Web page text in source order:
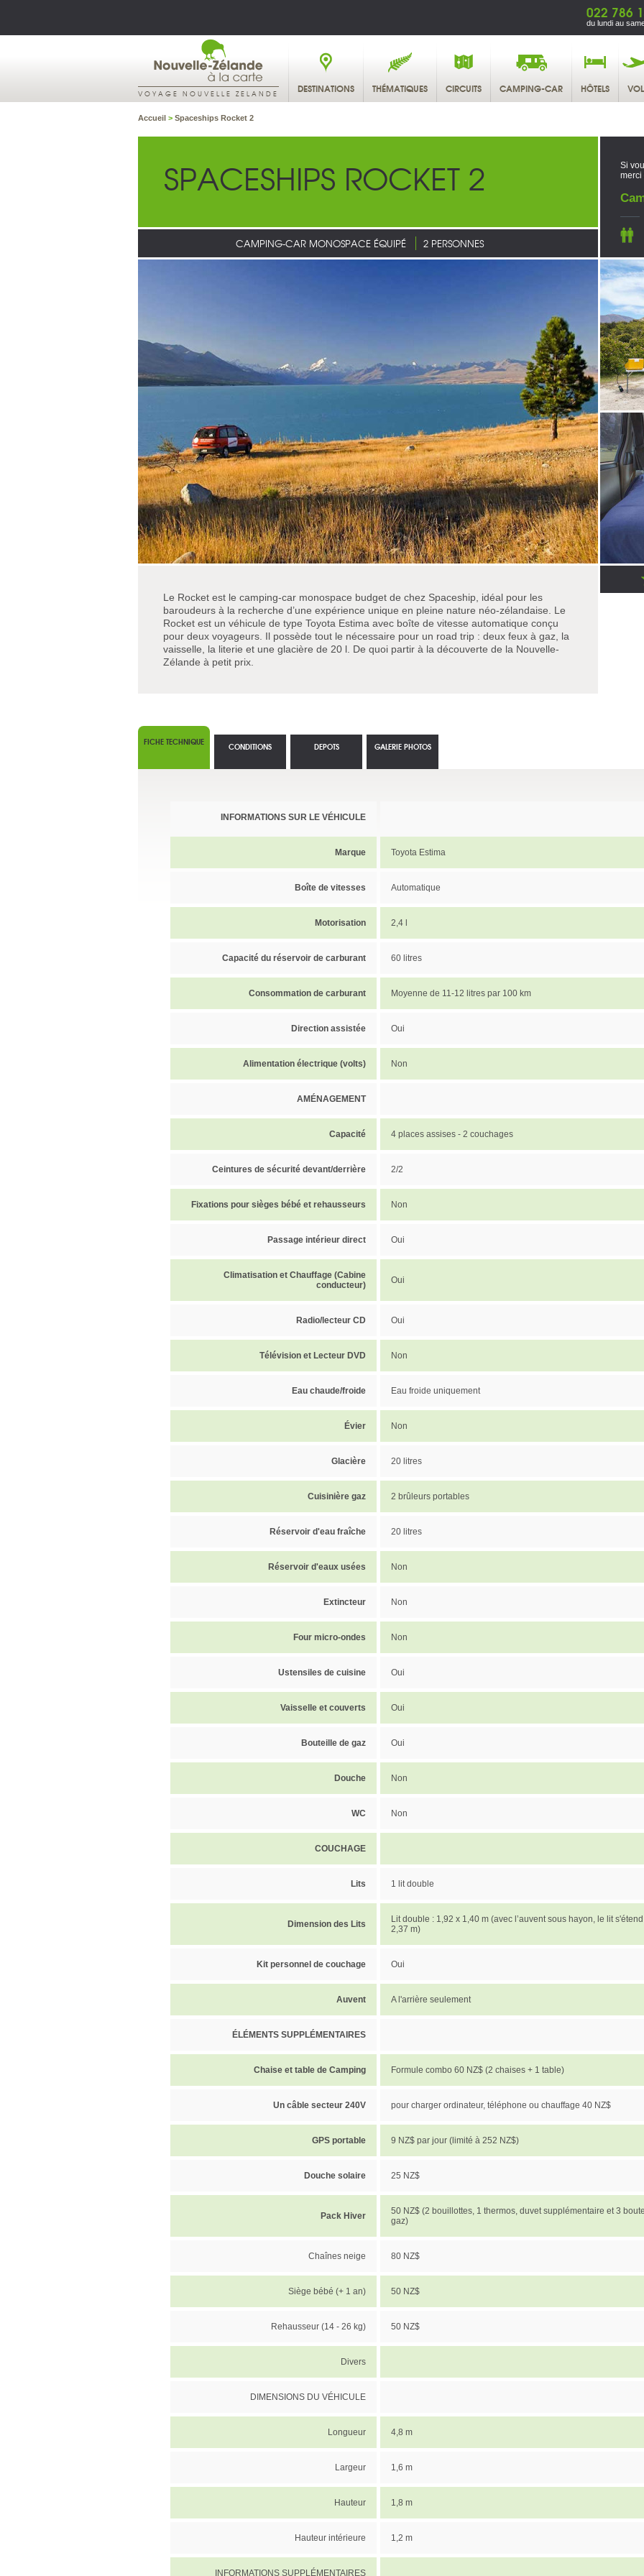
022 786
du lundi au
VOYAGE NOUVELLE ZELANDE DESTINATIONS THÉMATIQUES CIRCUITS CAMPING-CAR HÔTELS
Accueil > Spaceships Rocket 2
SPACESHIPS ROCKET 2
CAMPING-CAR MONOSPACE ÉQUIPÉ 2 PERSONNES
Si
merci
Le Rocket est le camping-car monospace budget de chez Spaceship, idéal pour les
baroudeurs à la recherche d’une expérience unique en pleine nature néo-zélandaise. Le
Rocket est un véhicule de type Toyota Estima avec boîte de vitesse automatique conçu
pour deux voyageurs. Il possède tout le nécessaire pour un road trip : deux feux à gaz, la
vaisselle, la literie et une glacière de 20 l. De quoi partir à la découverte de la Nouvelle-
Zélande à petit prix.
FICHE TECHNIQUE
INFORMATIONS SUR LE VÉHICULE
Marque Toyota Estima
Boîte de vitesses Automatique
Motorisation 2,4 l
Capacité du réservoir de carburant 60 litres
Consommation de carburant Moyenne de 11-12 litres par 100 km
Direction assistée Oui
Alimentation électrique (volts) Non
AMÉNAGEMENT
Capacité 4 places assises - 2 couchages
Ceintures de sécurité devant/derrière 2/2
Fixations pour sièges bébé et rehausseurs Non
Passage intérieur direct Oui
Climatisation et Chauffage (Cabine
conducteur)
Oui
Radio/lecteur CD Oui
Télévision et Lecteur DVD Non
Eau chaude/froide Eau froide uniquement
Évier Non
Glacière 20 litres
Cuisinière gaz 2 brûleurs portables
Réservoir d'eau fraîche 20 litres
Réservoir d'eaux usées Non
Extincteur Non
Four micro-ondes Non
Ustensiles de cuisine Oui
Vaisselle et couverts Oui
Bouteille de gaz Oui
Douche Non
WC Non
COUCHAGE
Lits 1 lit double
Dimension des Lits
Lit double : 1,92 x 1,40 m (avec l’auvent sous hayon, le lit
2,37 m)
Kit personnel de couchage Oui
Auvent A l'arrière seulement
ÉLÉMENTS SUPPLÉMENTAIRES
Chaise et table de Camping Formule combo 60 NZ$ (2 chaises + 1 table)
Un câble secteur 240V pour charger ordinateur, téléphone ou chauffage 40 NZ$
GPS portable 9 NZ$ par jour (limité à 252 NZ$)
Douche solaire 25 NZ$
Pack Hiver
50 NZ$ (2 bouillottes, 1 thermos, duvet supplémentaire et 3
gaz)
Chaînes neige 80 NZ$
Siège bébé (+ 1 an) 50 NZ$
Rehausseur (14 - 26 kg) 50 NZ$
Divers
DIMENSIONS DU VÉHICULE
Longueur 4,8 m
Largeur 1,6 m
Hauteur 1,8 m
Hauteur intérieure 1,2 m
INFORMATIONS SUPPLÉMENTAIRES
CONDITIONS DEPOTS GALERIE PHOTOS